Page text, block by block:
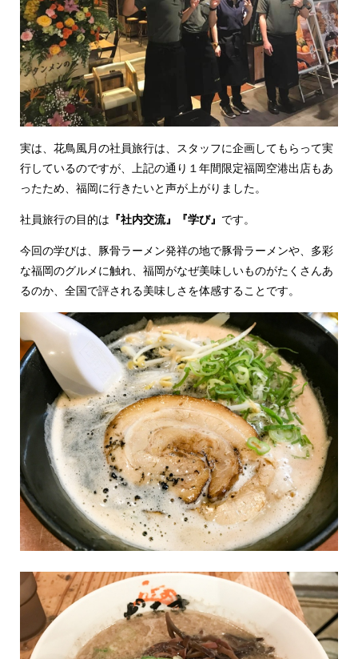
実は、花鳥風月の社員旅行は、スタッフに企画してもらって実
行しているのですが、上記の通り１年間限定福岡空港出店もあ
ったため、福岡に行きたいと声が上がりました。
社員旅行の目的は 『社内交流』『学び』 です。
今回の学びは、豚骨ラーメン発祥の地で豚骨ラーメンや、多彩
な福岡のグルメに触れ、福岡がなぜ美味しいものがたくさんあ
るのか、全国で評される美味しさを体感することです。